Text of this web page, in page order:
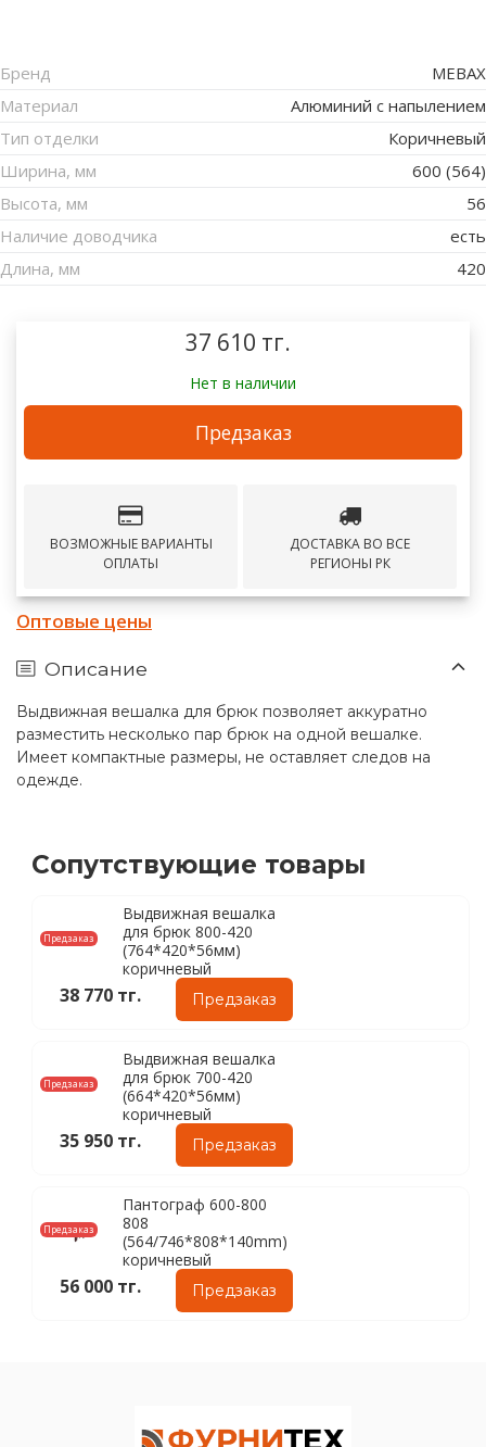
Бренд
MEBAX
Материал
Алюминий с напылением
Тип отделки
Коричневый
Ширина, мм
600 (564)
Высота, мм
56
Наличие доводчика
есть
Длина, мм
420
37 610 тг.
Нет в наличии
Предзаказ
ВОЗМОЖНЫЕ ВАРИАНТЫ
ОПЛАТЫ
ДОСТАВКА ВО ВСЕ
РЕГИОНЫ РК
Оптовые цены
Описание
Выдвижная вешалка для брюк позволяет аккуратно
разместить несколько пар брюк на одной вешалке.
Имеет компактные размеры, не оставляет следов на
одежде.
Сопутствующие товары
Предзаказ
Выдвижная вешалка
для брюк 800-420
(764*420*56мм)
коричневый
38 770 тг. Предзаказ
Предзаказ
Выдвижная вешалка
для брюк 700-420
(664*420*56мм)
коричневый
35 950 тг. Предзаказ
Предзаказ
Пантограф 600-800
808
(564/746*808*140mm)
коричневый
56 000 тг. Предзаказ